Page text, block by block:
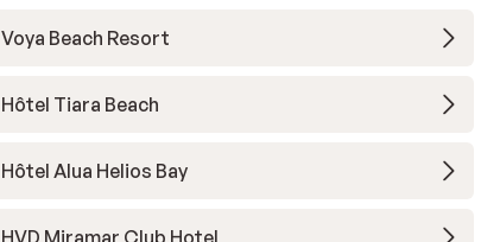
Voya Beach Resort
Hôtel Tiara Beach
Hôtel Alua Helios Bay